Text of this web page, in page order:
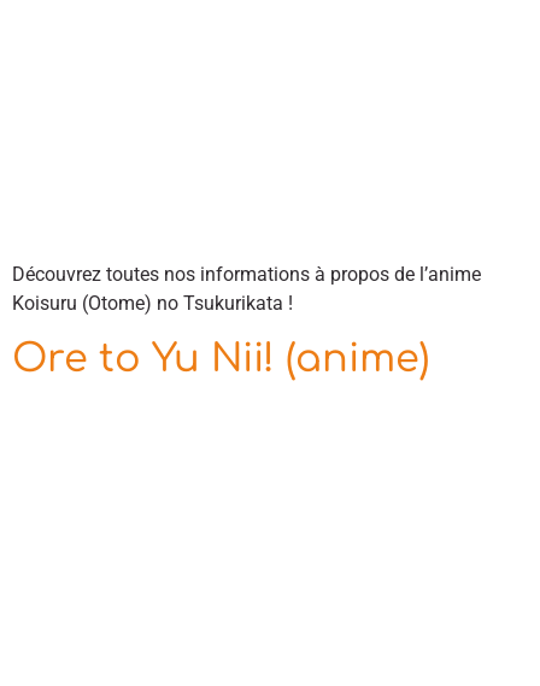
Découvrez toutes nos informations à propos de l’anime
Koisuru (Otome) no Tsukurikata !
Ore to Yu Nii! (anime)